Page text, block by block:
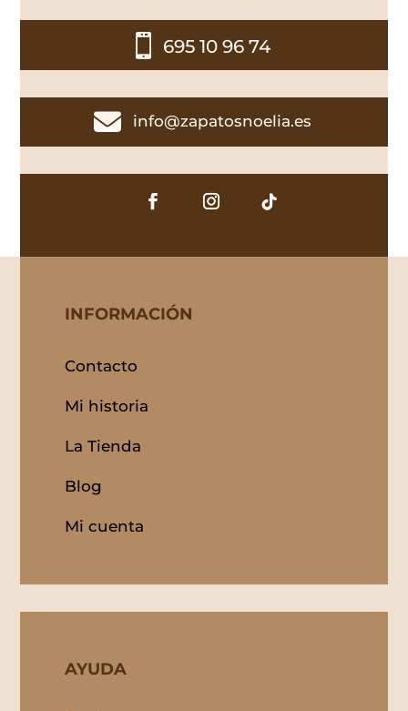
 695 10 96 74
 info@zapatosnoelia.es
INFORMACIÓN
Contacto
Mi historia
La Tienda
Blog
Mi cuenta
AYUDA